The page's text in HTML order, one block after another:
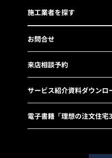
施工業者を探す
お問合せ
来店相談予約
サービス紹介資料ダウンロ
電子書籍「理想の注文住宅